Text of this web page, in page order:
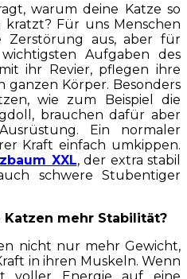
warum deine Katze so
Für uns Menschen
Zerstörung aus, aber für
Aufgaben des
ihr Revier, pflegen ihre
Körper. Besonders
wie zum Beispiel die
brauchen dafür aber
Ein normaler
Kraft einfach umkippen.
XXL, der extra stabil
schwere Stubentiger
mehr Stabilität?
nicht nur mehr Gewicht,
in ihren Muskeln. Wenn